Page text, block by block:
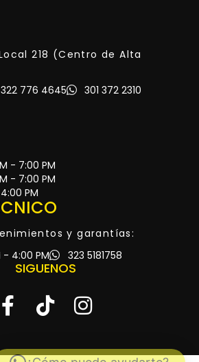
218 (Centro de Alta
322 776 4645 301 372 2310
- 7:00 PM
- 7:00 PM
PM
y garantías:
- 4:00 PM
323 5181758
SIGUENOS